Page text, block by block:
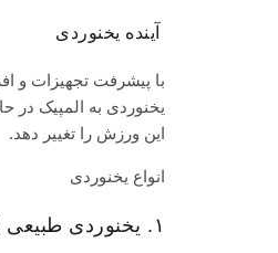
آینده یخنوردی
با پیشرفت تجهیزات و
یخنوردی به المپیک در
این ورزش را تغییر دهد.
انواع یخنوردی
۱. یخنوردی طبیعی (Natural Ice Climbing)